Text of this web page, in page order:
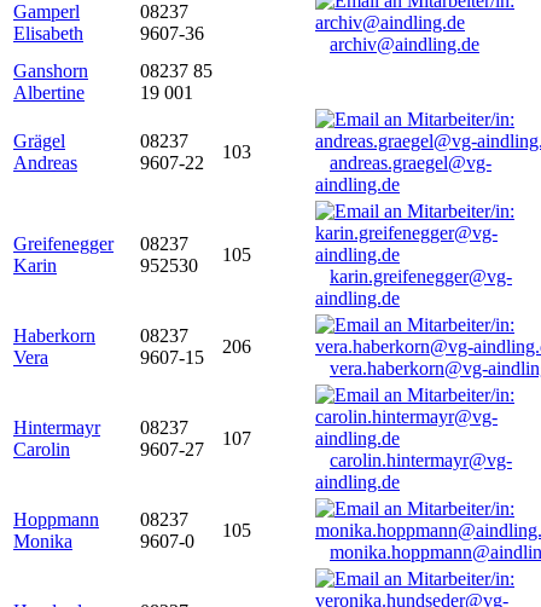
Gamperl
Elisabeth
08237
9607-36
archiv@aindling.de
Ganshorn
Albertine
08237 85
19 001
Grägel
Andreas
08237
9607-22
103
andreas.graegel@vg-
aindling.de
Greifenegger
Karin
08237
952530
105
karin.greifenegger@vg-
aindling.de
Haberkorn
Vera
08237
9607-15
206
vera.haberkorn@vg-
Hintermayr
Carolin
08237
9607-27
107
carolin.hintermayr@vg-
aindling.de
Hoppmann
Monika
08237
9607-0
105